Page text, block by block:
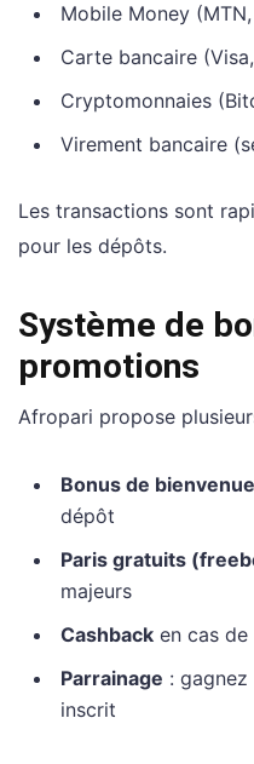
Mobile Money
Carte bancaire
Cryptomonnaies
Virement bancaire
Les transactions sont
pour les dépôts.
Système de
promotions
Afropari propose
Bonus de bienvenue
dépôt
Paris gratuits
majeurs
Cashback en cas
Parrainage :
inscrit